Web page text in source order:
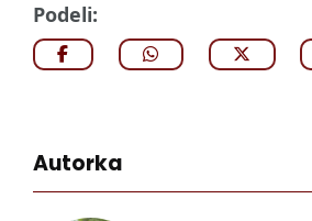
Podeli:
Autorka